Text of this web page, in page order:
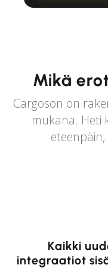
Mikä
Cargoson on
mukana. Heti
Kaikki
integraatiot